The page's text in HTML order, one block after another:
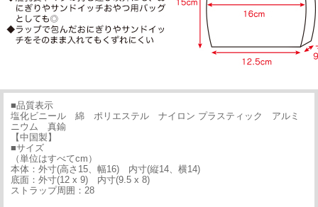
■品質表示
塩化ビニール 綿 ポリエステル ナイロン プラスティック アルミ
ニウム 真鍮
【中国製】
■サイズ
（単位はすべてcm）
本体：外寸(高さ15、幅16) 内寸(縦14、横14)
底面：外寸(12 x 9) 内寸(9.5 x 8)
ストラップ周囲：28